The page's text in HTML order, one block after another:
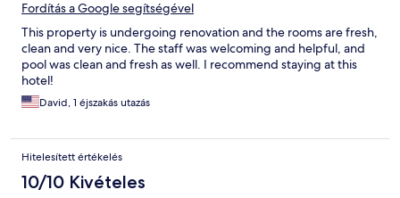
Fordítás a Google segítségével
This property is undergoing renovation and the rooms are fresh,
clean and very nice. The staff was welcoming and helpful, and
pool was clean and fresh as well. I recommend staying at this
hotel!
David, 1 éjszakás utazás
Hitelesített értékelés
10/10 Kivételes